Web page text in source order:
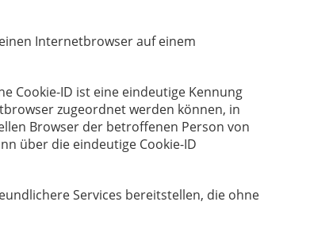
Internetbrowser auf einem
Cookie-ID ist eine eindeutige Kennung
zugeordnet werden können, in
Browser der betroffenen Person von
über die eindeutige Cookie-ID
Services bereitstellen, die ohne